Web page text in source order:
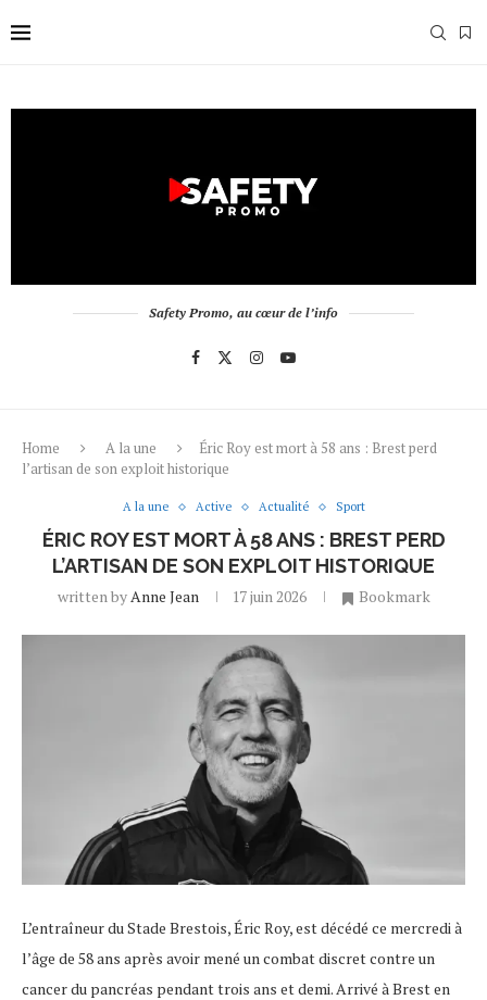
Safety Promo, au cœur de l’info
Home A la une
Éric Roy est mort à 58 ans : Brest perd
l’artisan de son exploit historique
A la une Active Actualité Sport
ÉRIC ROY EST MORT À 58 ANS : BREST PERD
L’ARTISAN DE SON EXPLOIT HISTORIQUE
written byAnne Jean 17 juin 2026 Bookmark
L’entraîneur du Stade Brestois, Éric Roy, est décédé ce mercredi à
l’âge de 58 ans après avoir mené un combat discret contre un
cancer du pancréas pendant trois ans et demi. Arrivé à Brest en